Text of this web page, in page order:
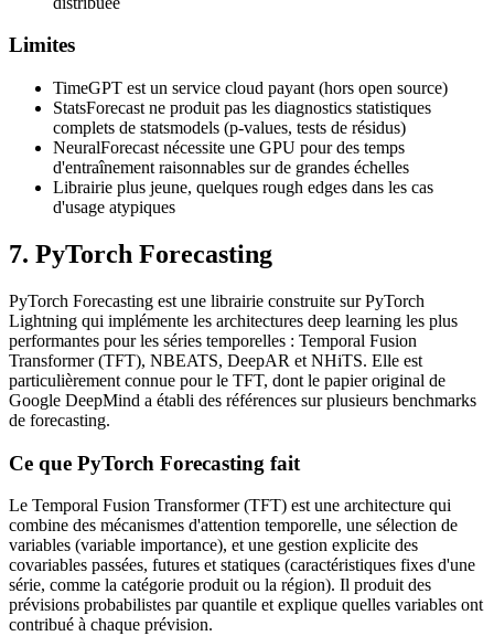
Limites
TimeGPT est un service cloud payant (hors open source)
StatsForecast ne produit pas les diagnostics statistiques
complets de statsmodels (p-values, tests de résidus)
NeuralForecast nécessite une GPU pour des temps
d'entraînement raisonnables sur de grandes échelles
Librairie plus jeune, quelques rough edges dans les cas
d'usage atypiques
7. PyTorch Forecasting
PyTorch Forecasting est une librairie construite sur PyTorch
Lightning qui implémente les architectures deep learning les plus
performantes pour les séries temporelles : Temporal Fusion
Transformer (TFT), NBEATS, DeepAR et NHiTS. Elle est
particulièrement connue pour le TFT, dont le papier original de
Google DeepMind a établi des références sur plusieurs benchmarks
de forecasting.
Ce que PyTorch Forecasting fait
Le Temporal Fusion Transformer (TFT) est une architecture qui
combine des mécanismes d'attention temporelle, une sélection de
variables (variable importance), et une gestion explicite des
covariables passées, futures et statiques (caractéristiques fixes d'une
série, comme la catégorie produit ou la région). Il produit des
prévisions probabilistes par quantile et explique quelles variables ont
contribué à chaque prévision.